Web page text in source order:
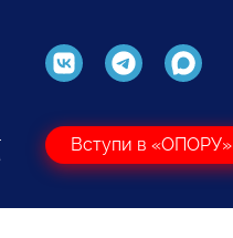
Вступи в «ОПОРУ»